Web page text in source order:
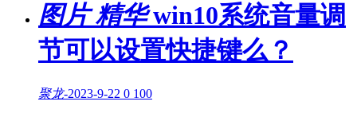
图片 精华win10系统音量调
节可以设置快捷键么？
聚龙-2023-9-22 0 100